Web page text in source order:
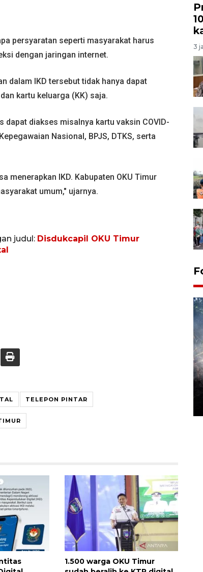
persyaratan seperti masyarakat harus
dengan jaringan internet.
dalam IKD tersebut tidak hanya dapat
kartu keluarga (KK) saja.
diakses misalnya kartu vaksin COVID-
Nasional, BPJS, DTKS, serta
menerapkan IKD. Kabupaten OKU Timur
umum," ujarnya.
judul: Disdukcapil OKU Timur
TELEPON PINTAR
1.500 warga OKU Timur
3
kopi arabika Gayo
15 June 2026 11:15 WIB